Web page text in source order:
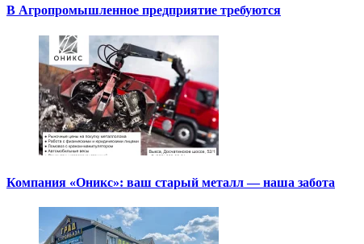
В Агропромышленное предприятие требуются
Компания «Оникс»: ваш старый металл — наша забота